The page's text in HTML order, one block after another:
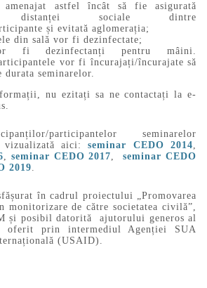
astfel încât să fie asigurată
distanței sociale dintre
și evitată aglomerația;
din sală vor fi dezinfectate;
fi dezinfectanți pentru mâini.
vor fi încurajați/încurajate să
durata seminarelor.
nu ezitați sa ne contactați la e-
participantelor seminarelor
vizualizată aici:seminar CEDO 2014,
, seminar CEDO 2017,seminar CEDO
2019.
în cadrul proiectului „Promovarea
monitorizare de către societatea civilă”,
și posibil datorită ajutorului generos al
oferit prin intermediul Agenției SUA
(USAID).